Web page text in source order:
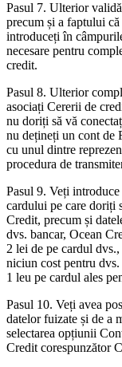
Pasul 7. Ulterior
precum și a faptului că
introduceți în
necesare pentru
credit.
Pasul 8. Ulterior
asociați Cererii de
nu doriți să vă
nu dețineți un cont de
cu unul dintre
procedura de
Pasul 9. Veți
cardului pe care doriți
Credit, precum și
dvs. bancar, Ocean
2 lei de pe cardul
niciun cost pentru
1 leu pe cardul ales
Pasul 10. Veți avea
datelor fuizate și de a
selectarea opțiunii
Credit corespunzător